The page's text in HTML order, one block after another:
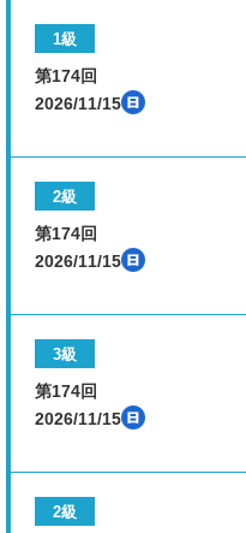
1級
第174回
2026/11/15
2級
第174回
2026/11/15
3級
第174回
2026/11/15
2級